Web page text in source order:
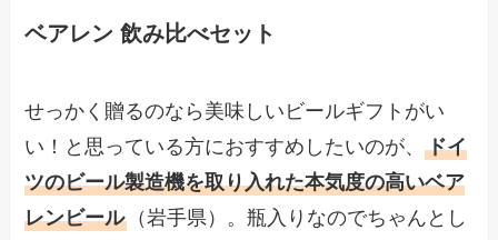
ベアレン 飲み比べセット
せっかく贈るのなら美味しいビールギフトがい
い！と思っている方におすすめしたいのが、ドイ
ツのビール製造機を取り入れた本気度の高いベア
レンビール （岩手県）。瓶入りなのでちゃんとし